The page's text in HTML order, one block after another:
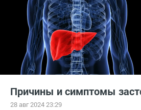
Причины и симптомы
28 авг 2024 23:29